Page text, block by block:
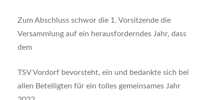
Zum Abschluss schwor die 1. Vorsitzende die
Versammlung auf ein herausforderndes Jahr, dass
dem
TSV Vordorf bevorsteht, ein und bedankte sich bei
allen Beteiligten für ein tolles gemeinsames Jahr